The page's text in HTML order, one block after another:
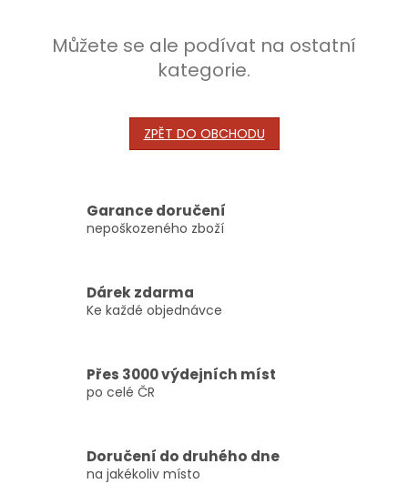
Můžete se ale podívat na ostatní
kategorie.
ZPĚT DO OBCHODU
Garance doručení
nepoškozeného zboží
Dárek zdarma
Ke každé objednávce
Přes 3000 výdejních míst
po celé ČR
Doručení do druhého dne
na jakékoliv místo